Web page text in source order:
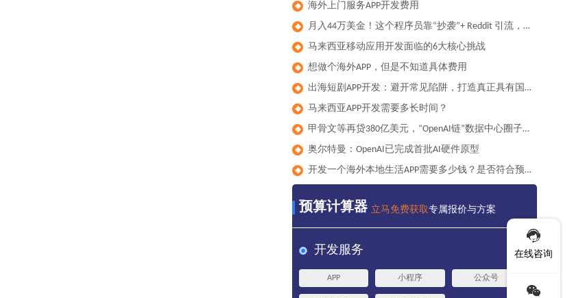
◆ ​海外上门服务APP开发费用
◆ 月入44万美金！这个程序员靠“抄袭”+ Reddit 引流，做出了全球爆款健身App
◆ 马来西亚移动应用开发面临的6大核心挑战
◆ 想做个海外APP，但是不知道具体费用
◆ 出海短剧APP开发：避开常见陷阱，打造真正具有国际竞争力的产品
◆ 马来西亚APP开发需要多长时间？
◆ 甲骨文等再贷380亿美元，“OpenAI链”数据中心圈子累计负债已达1000亿美元
◆ 奥尔特曼：OpenAI已完成首批AI硬件原型
◆ 开发一个海外本地生活APP需要多少钱？是否符合预算？
预算计算器 立马免费获取专属报价与方案
开发服务
APP 小程序 公众号
在线咨询